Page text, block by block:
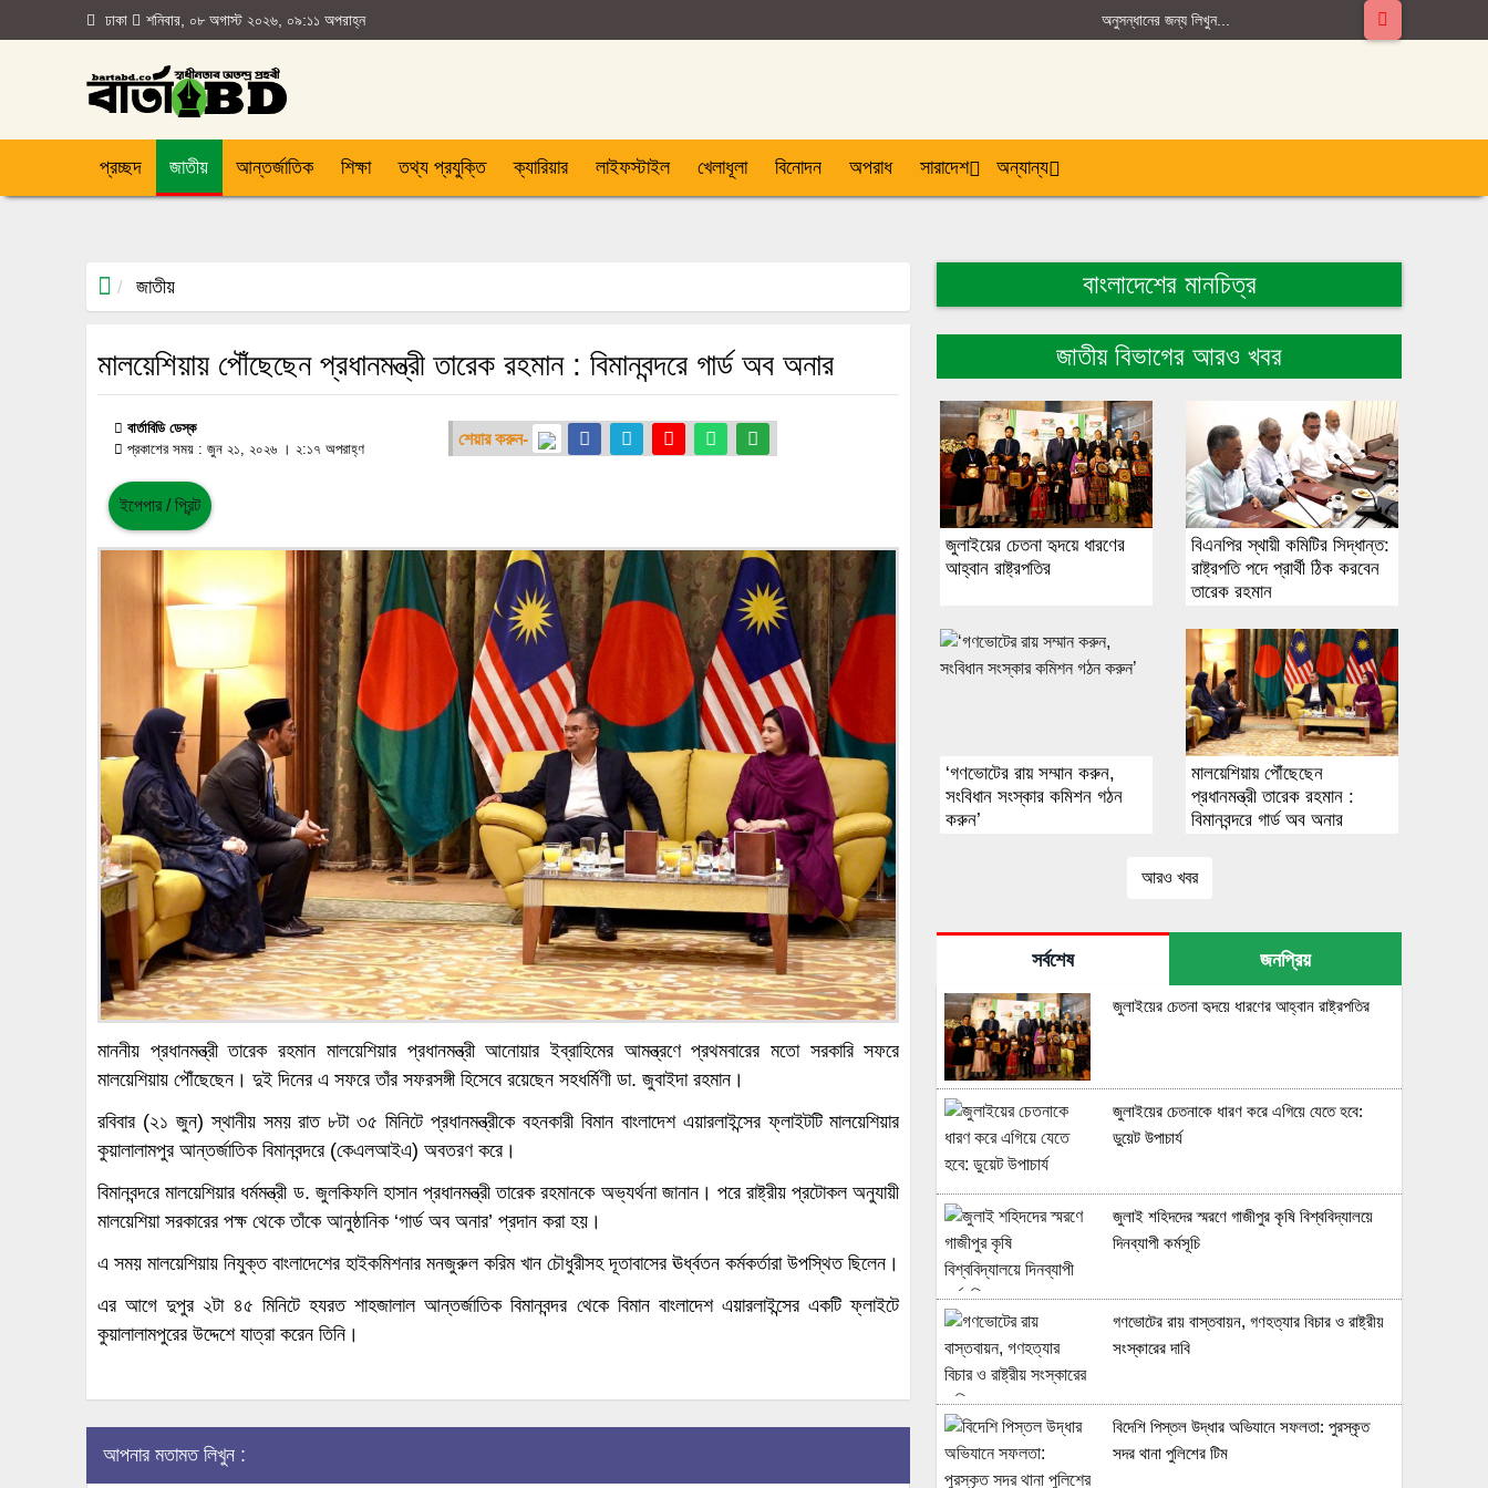
ঢাকা শনিবার, ০৮ অগাস্ট ২০২৬, ০৯:১১ অপরাহ্ন
প্রচ্ছদ জাতীয় আন্তর্জাতিক শিক্ষা তথ্য প্রযুক্তি ক্যারিয়ার লাইফস্টাইল খেলাধূলা বিনোদন অপরাধ সারাদেশ অন্যান্য
জাতীয়
মালয়েশিয়ায় পৌঁছেছেন প্রধানমন্ত্রী তারেক রহমান : বিমানবন্দরে গার্ড অব অনার
বার্তাবিডি ডেস্ক
প্রকাশের সময় : জুন ২১, ২০২৬ । ২:১৭ অপরাহ্ণ
শেয়ার করুন-
ইপেপার / প্রিন্ট
মাননীয় প্রধানমন্ত্রী তারেক রহমান মালয়েশিয়ার প্রধানমন্ত্রী আনোয়ার ইব্রাহিমের আমন্ত্রণে প্রথমবারের মতো সরকারি সফরে
মালয়েশিয়ায় পৌঁছেছেন। দুই দিনের এ সফরে তাঁর সফরসঙ্গী হিসেবে রয়েছেন সহধর্মিণী ডা. জুবাইদা রহমান।
রবিবার (২১ জুন) স্থানীয় সময় রাত ৮টা ৩৫ মিনিটে প্রধানমন্ত্রীকে বহনকারী বিমান বাংলাদেশ এয়ারলাইন্সের ফ্লাইটটি মালয়েশিয়ার
কুয়ালালামপুর আন্তর্জাতিক বিমানবন্দরে (কেএলআইএ) অবতরণ করে।
বিমানবন্দরে মালয়েশিয়ার ধর্মমন্ত্রী ড. জুলকিফলি হাসান প্রধানমন্ত্রী তারেক রহমানকে অভ্যর্থনা জানান। পরে রাষ্ট্রীয় প্রটোকল অনুযায়ী
মালয়েশিয়া সরকারের পক্ষ থেকে তাঁকে আনুষ্ঠানিক ‘গার্ড অব অনার’ প্রদান করা হয়।
এ সময় মালয়েশিয়ায় নিযুক্ত বাংলাদেশের হাইকমিশনার মনজুরুল করিম খান চৌধুরীসহ দূতাবাসের ঊর্ধ্বতন কর্মকর্তারা উপস্থিত ছিলেন।
এর আগে দুপুর ২টা ৪৫ মিনিটে হযরত শাহজালাল আন্তর্জাতিক বিমানবন্দর থেকে বিমান বাংলাদেশ এয়ারলাইন্সের একটি ফ্লাইটে
কুয়ালালামপুরের উদ্দেশে যাত্রা করেন তিনি।
আপনার মতামত লিখুন :
বাংলাদেশের মানচিত্র
জাতীয় বিভাগের আরও খবর
জুলাইয়ের চেতনা হৃদয়ে ধারণের
আহ্বান রাষ্ট্রপতির
বিএনপির স্থায়ী কমিটির সিদ্ধান্ত:
রাষ্ট্রপতি পদে প্রার্থী ঠিক করবেন
তারেক রহমান
‘গণভোটের রায় সম্মান করুন,
সংবিধান সংস্কার কমিশন গঠন
করুন’
মালয়েশিয়ায় পৌঁছেছেন
প্রধানমন্ত্রী তারেক রহমান :
বিমানবন্দরে গার্ড অব অনার
আরও খবর
সর্বশেষ জনপ্রিয়
জুলাইয়ের চেতনা হৃদয়ে ধারণের আহ্বান রাষ্ট্রপতির
জুলাইয়ের চেতনাকে ধারণ করে এগিয়ে যেতে হবে:
ডুয়েট উপাচার্য
জুলাই শহিদদের স্মরণে গাজীপুর কৃষি বিশ্ববিদ্যালয়ে
দিনব্যাপী কর্মসূচি
গণভোটের রায় বাস্তবায়ন, গণহত্যার বিচার ও রাষ্ট্রীয়
সংস্কারের দাবি
বিদেশি পিস্তল উদ্ধার অভিযানে সফলতা: পুরস্কৃত
সদর থানা পুলিশের টিম